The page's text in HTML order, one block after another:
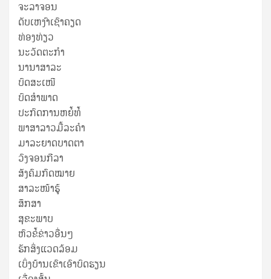
ຈະລາຈອນ
ດັບເຫງົາເຊົາຄຽດ
ທ່ອງທ່ຽວ
ນະວັດຕະກໍາ
ນານາສາລະ
ບົດສະເໜີ
ບົດສໍາພາດ
ປະກົດການຫຍໍ້ທໍ້
ພາສາລາວມື້ລະຄຳ
ມາລະຍາດບາດຕາ
ວົງຈອນກີລາ
ສັງຄົມກົດໝາຍ
ສາລະໜ້າຮູ້
ສຶກສາ
ສຸ​ຂະ​ພາບ
ຫົວຂໍ້ຂ່າວອື່ນໆ
ຮັກສິ່ງແວດລ້ອມ
ເບິ່ງບ້ານເຂົາເອົາບົດຮຽນ